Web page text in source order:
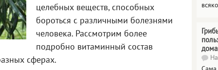
целебных веществ, способных
бороться с различными болезнями
человека. Рассмотрим более
подробно витаминный состав
сферах.